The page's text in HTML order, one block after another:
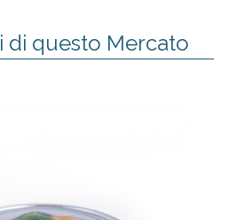
di questo Mercato